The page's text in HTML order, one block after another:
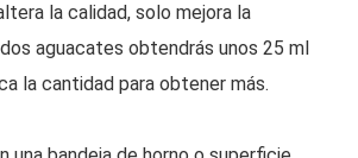
la calidad, solo mejora la
aguacates obtendrás unos 25 ml
la cantidad para obtener más.